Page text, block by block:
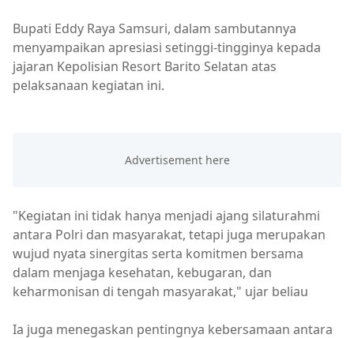
Bupati Eddy Raya Samsuri, dalam sambutannya
menyampaikan apresiasi setinggi-tingginya kepada
jajaran Kepolisian Resort Barito Selatan atas
pelaksanaan kegiatan ini.
"Kegiatan ini tidak hanya menjadi ajang silaturahmi
antara Polri dan masyarakat, tetapi juga merupakan
wujud nyata sinergitas serta komitmen bersama
dalam menjaga kesehatan, kebugaran, dan
keharmonisan di tengah masyarakat," ujar beliau
Ia juga menegaskan pentingnya kebersamaan antara